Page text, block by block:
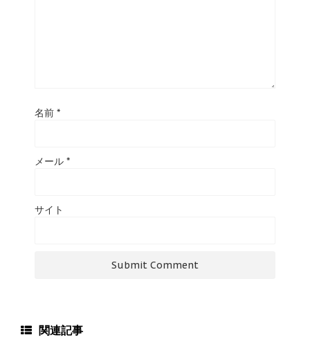
名前 *
メール *
サイト
関連記事